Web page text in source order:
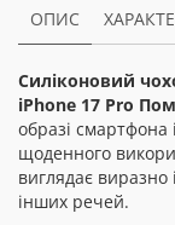
ОПИС
Силіконовий
iPhone 17 Pro
образі смартфона
щоденного
виглядає виразно
інших речей.